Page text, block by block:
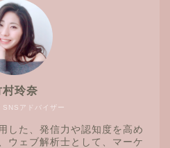
SNSアドバイザー
村玲奈
した、発信力や認知度を高め
ウェブ解析士として、マーケ